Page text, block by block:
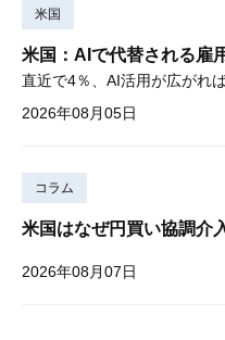
米国
米国：AIで代替される雇
2026年08月05日
コラム
米国はなぜ円買い協調介
2026年08月07日